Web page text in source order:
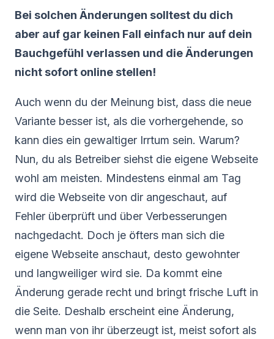
Bei solchen Änderungen solltest du dich
aber auf gar keinen Fall einfach nur auf dein
Bauchgefühl verlassen und die Änderungen
nicht sofort online stellen!
Auch wenn du der Meinung bist, dass die neue
Variante besser ist, als die vorhergehende, so
kann dies ein gewaltiger Irrtum sein. Warum?
Nun, du als Betreiber siehst die eigene Webseite
wohl am meisten. Mindestens einmal am Tag
wird die Webseite von dir angeschaut, auf
Fehler überprüft und über Verbesserungen
nachgedacht. Doch je öfters man sich die
eigene Webseite anschaut, desto gewohnter
und langweiliger wird sie. Da kommt eine
Änderung gerade recht und bringt frische Luft in
die Seite. Deshalb erscheint eine Änderung,
wenn man von ihr überzeugt ist, meist sofort als